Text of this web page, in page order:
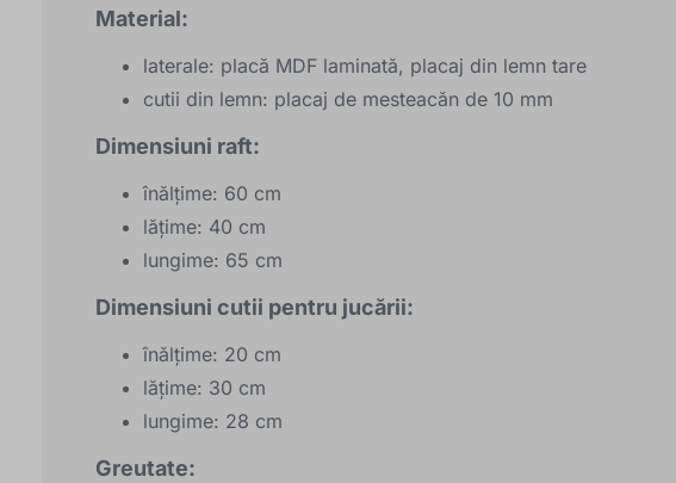
Material:
laterale: placă MDF laminată, placaj din lemn tare
cutii din lemn: placaj de mesteacăn de 10 mm
Dimensiuni raft:
înălțime: 60 cm
lățime: 40 cm
lungime: 65 cm
Dimensiuni cutii pentru jucării:
înălțime: 20 cm
lățime: 30 cm
lungime: 28 cm
Greutate: